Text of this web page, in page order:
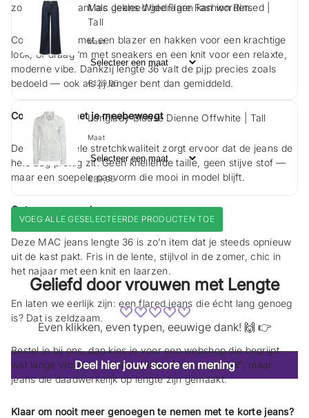
zowel nonchalant als gekleed gedragen kan worden.
Combineer ‘m met een blazer en hakken voor een krachtige
look, of draag ‘m met sneakers en een knit voor een relaxte,
moderne vibe. Dankzij lengte 36 valt de pijp precies zoals
bedoeld — ook als jij langer bent dan gemiddeld.
Comfort dat met je meebeweegt
De comfortabele stretchkwaliteit zorgt ervoor dat de jeans de
hele dag prettig zit. Geen knellende taille, geen stijve stof —
maar een soepele pasvorm die mooi in model blijft.
Ontworpen voor lange vrouwen
Deze MAC jeans lengte 36 is zo’n item dat je steeds opnieuw
uit de kast pakt. Fris in de lente, stijlvol in de zomer, chic in
het najaar met een knit en laarzen.
En laten we eerlijk zijn: een flared jeans die écht lang genoeg
is? Dat is zeldzaam.
Bestel je bij ons, dan kies je voor een webshop die begrijpt
wat lange vrouwen nodig hebben. Geen “bijna tall”, maar
jeans die daadwerkelijk op lengte zijn gemaakt.
Klaar om nooit meer genoegen te nemen met te korte jeans?
e
.
Mac Jeans Wide Flare Fashion Rinsed |
Tall
Maat
€129,95
Longlady Blouse Dienne Offwhite | Tall
Maat
€89,95
VOEG ALLE GESELECTEERDE PRODUCTEN TOE
Geliefd door vrouwen met Lengte
Even klikken, even typen, eeuwige dank! 🙌 👉
Deel hier jouw score en mening